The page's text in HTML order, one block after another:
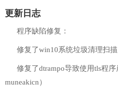
更新日志
程序缺陷修复：
修复了win10系统垃圾清理扫
修复了dtrampo导致使用tls程
muneakicn）